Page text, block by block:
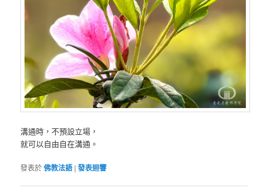
溝通時，不預設立場，
就可以自由自在溝通。
發表於佛教法語 |發表迴響